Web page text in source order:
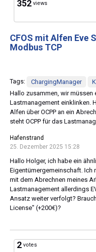
352 views
CFOS mit Alfen Eve
Modbus TCP
Tags: ChargingManager
Hallo zusammen, wir müssen
Lastmanagement einklinken.
Alfen über OCPP an ein
steht OCPP für das
Hafenstrand
25. Dezember 2025 15:28
Hallo Holger, ich habe ein
Eigentümergemeinschaft. Ich
mit dem Abrechnen meines
Lastmanagement allerdings
Ansatz weiter verfolgt?
License" (+200€)?
2 votes